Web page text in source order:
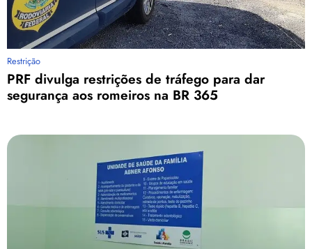
Restrição
PRF divulga restrições de tráfego para dar
segurança aos romeiros na BR 365